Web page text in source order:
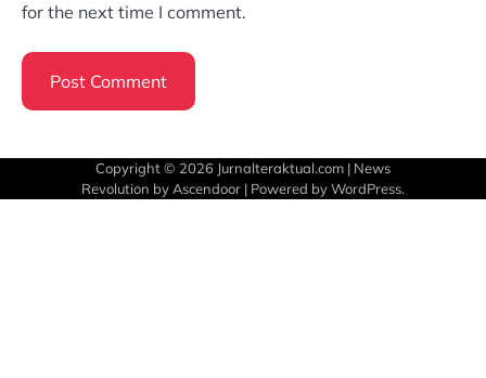
for the next time I comment.
Copyright © 2026 Jurnalteraktual.com | News
Revolution by Ascendoor | Powered byWordPress.